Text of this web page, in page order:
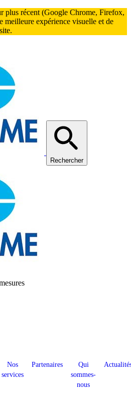
plus récent (Google Chrome, Firefox,
expérience visuelle et de
Rechercher
Nos
services
Partenaires
Qui
sommes-
nous